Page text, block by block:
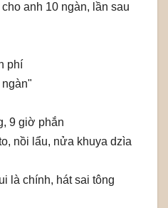
anh 10 ngàn, lần sau
phí
9 giờ phắn
nồi lẩu, nửa khuya dzìa
là chính, hát sai tông